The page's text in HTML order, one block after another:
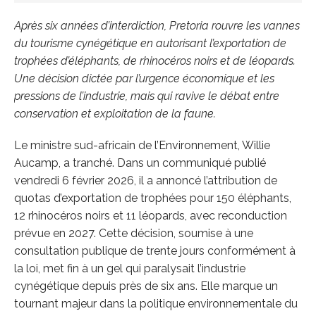
Après six années d’interdiction, Pretoria rouvre les vannes
du tourisme cynégétique en autorisant l’exportation de
trophées d’éléphants, de rhinocéros noirs et de léopards.
Une décision dictée par l’urgence économique et les
pressions de l’industrie, mais qui ravive le débat entre
conservation et exploitation de la faune.
Le ministre sud-africain de l’Environnement, Willie
Aucamp, a tranché. Dans un communiqué publié
vendredi 6 février 2026, il a annoncé l’attribution de
quotas d’exportation de trophées pour 150 éléphants,
12 rhinocéros noirs et 11 léopards, avec reconduction
prévue en 2027. Cette décision, soumise à une
consultation publique de trente jours conformément à
la loi, met fin à un gel qui paralysait l’industrie
cynégétique depuis près de six ans. Elle marque un
tournant majeur dans la politique environnementale du